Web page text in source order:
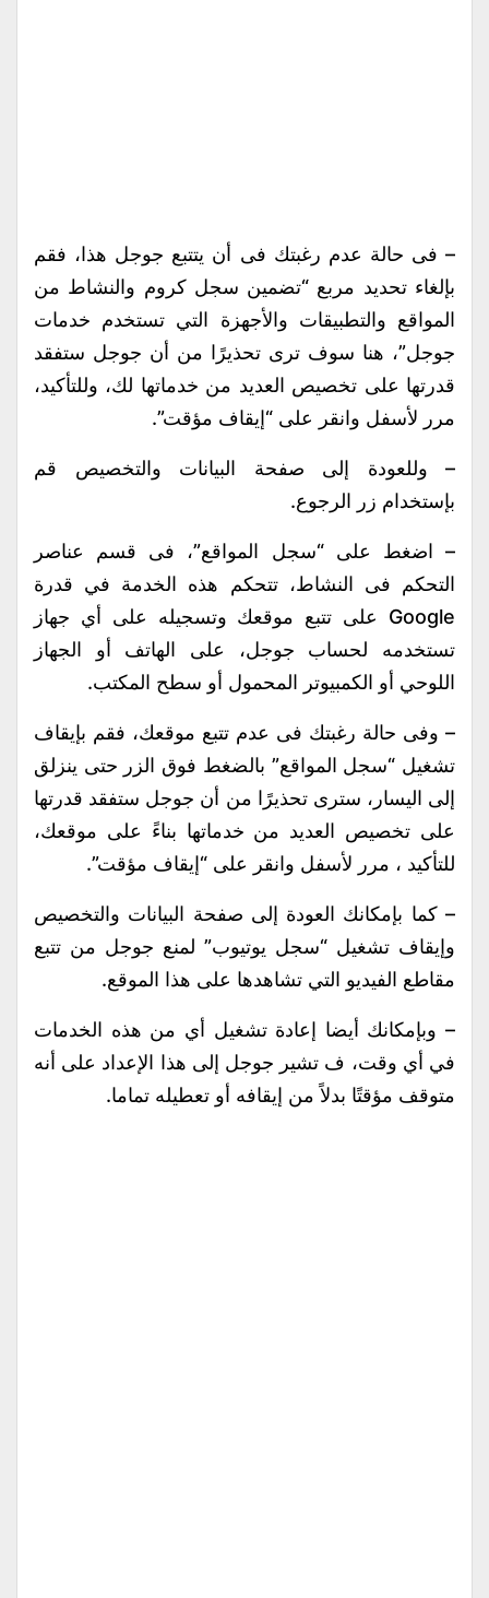
– فى حالة عدم رغبتك فى أن يتتبع جوجل هذا، فقم
بإلغاء تحديد مربع “تضمين سجل كروم والنشاط من
المواقع والتطبيقات والأجهزة التي تستخدم خدمات
جوجل”، هنا سوف ترى تحذيرًا من أن جوجل ستفقد
قدرتها على تخصيص العديد من خدماتها لك، وللتأكيد،
مرر لأسفل وانقر على “إيقاف مؤقت”.
– وللعودة إلى صفحة البيانات والتخصيص قم
بإستخدام زر الرجوع.
– اضغط على “سجل المواقع”، فى قسم عناصر
التحكم فى النشاط، تتحكم هذه الخدمة في قدرة
Google على تتبع موقعك وتسجيله على أي جهاز
تستخدمه لحساب جوجل، على الهاتف أو الجهاز
اللوحي أو الكمبيوتر المحمول أو سطح المكتب.
– وفى حالة رغبتك فى عدم تتبع موقعك، فقم بإيقاف
تشغيل “سجل المواقع” بالضغط فوق الزر حتى ينزلق
إلى اليسار، سترى تحذيرًا من أن جوجل ستفقد قدرتها
على تخصيص العديد من خدماتها بناءً على موقعك،
للتأكيد ، مرر لأسفل وانقر على “إيقاف مؤقت”.
– كما بإمكانك العودة إلى صفحة البيانات والتخصيص
وإيقاف تشغيل “سجل يوتيوب” لمنع جوجل من تتبع
مقاطع الفيديو التي تشاهدها على هذا الموقع.
– وبإمكانك أيضا إعادة تشغيل أي من هذه الخدمات
في أي وقت، ف تشير جوجل إلى هذا الإعداد على أنه
متوقف مؤقتًا بدلاً من إيقافه أو تعطيله تماما.